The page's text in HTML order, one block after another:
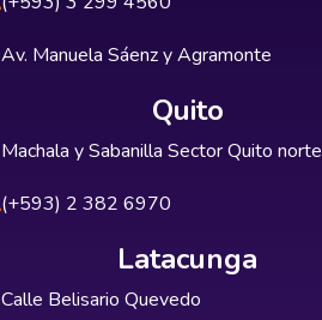
Av. Manuela Sáenz y Agramonte
Quito
Machala y Sabanilla Sector Quito norte
(+593) 2 382 6970
Latacunga
Calle Belisario Quevedo